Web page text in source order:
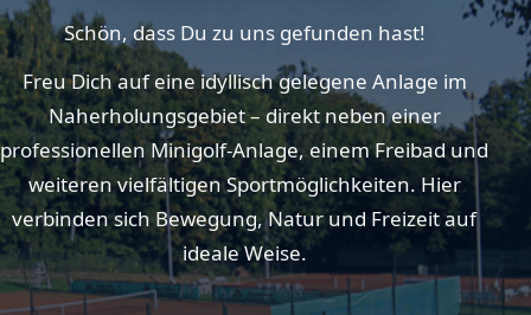
Schön, dass Du zu uns gefunden hast!
Freu Dich auf eine idyllisch gelegene Anlage im
Naherholungsgebiet – direkt neben einer
professionellen Minigolf-Anlage, einem Freibad und
weiteren vielfältigen Sportmöglichkeiten. Hier
verbinden sich Bewegung, Natur und Freizeit auf
ideale Weise.